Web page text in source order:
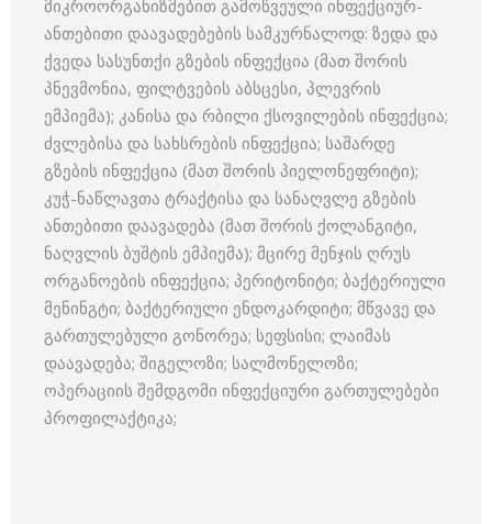
მიკროორგანიზმებით გამოწვეული ინფექციურ-
ანთებითი დაავადებების სამკურნალოდ: ზედა და
ქვედა სასუნთქი გზების ინფექცია (მათ შორის
პნევმონია, ფილტვების აბსცესი, პლევრის
ემპიემა); კანისა და რბილი ქსოვილების ინფექცია;
ძვლებისა და სახსრების ინფექცია; საშარდე
გზების ინფექცია (მათ შორის პიელონეფრიტი);
კუჭ-ნაწლავთა ტრაქტისა და სანაღვლე გზების
ანთებითი დაავადება (მათ შორის ქოლანგიტი,
ნაღვლის ბუშტის ემპიემა); მცირე მენჯის ღრუს
ორგანოების ინფექცია; პერიტონიტი; ბაქტერიული
მენინგტი; ბაქტერიული ენდოკარდიტი; მწვავე და
გართულებული გონორეა; სეფსისი; ლაიმას
დაავადება; შიგელოზი; სალმონელოზი;
ოპერაციის შემდგომი ინფექციური გართულებები
პროფილაქტიკა;